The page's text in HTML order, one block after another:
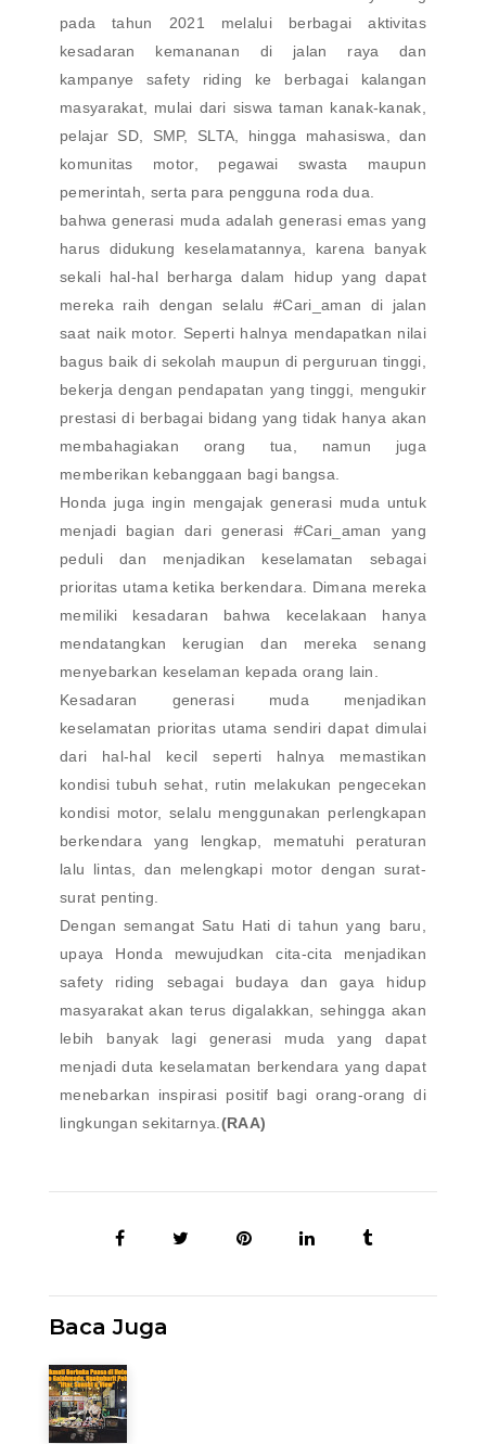
pada tahun 2021 melalui berbagai aktivitas
kesadaran kemananan di jalan raya dan
kampanye safety riding ke berbagai kalangan
masyarakat, mulai dari siswa taman kanak-kanak,
pelajar SD, SMP, SLTA, hingga mahasiswa, dan
komunitas motor, pegawai swasta maupun
pemerintah, serta para pengguna roda dua.
bahwa generasi muda adalah generasi emas yang
harus didukung keselamatannya, karena banyak
sekali hal-hal berharga dalam hidup yang dapat
mereka raih dengan selalu #Cari_aman di jalan
saat naik motor. Seperti halnya mendapatkan nilai
bagus baik di sekolah maupun di perguruan tinggi,
bekerja dengan pendapatan yang tinggi, mengukir
prestasi di berbagai bidang yang tidak hanya akan
membahagiakan orang tua, namun juga
memberikan kebanggaan bagi bangsa.
Honda juga ingin mengajak generasi muda untuk
menjadi bagian dari generasi #Cari_aman yang
peduli dan menjadikan keselamatan sebagai
prioritas utama ketika berkendara. Dimana mereka
memiliki kesadaran bahwa kecelakaan hanya
mendatangkan kerugian dan mereka senang
menyebarkan keselaman kepada orang lain.
Kesadaran generasi muda menjadikan
keselamatan prioritas utama sendiri dapat dimulai
dari hal-hal kecil seperti halnya memastikan
kondisi tubuh sehat, rutin melakukan pengecekan
kondisi motor, selalu menggunakan perlengkapan
berkendara yang lengkap, mematuhi peraturan
lalu lintas, dan melengkapi motor dengan surat-
surat penting.
Dengan semangat Satu Hati di tahun yang baru,
upaya Honda mewujudkan cita-cita menjadikan
safety riding sebagai budaya dan gaya hidup
masyarakat akan terus digalakkan, sehingga akan
lebih banyak lagi generasi muda yang dapat
menjadi duta keselamatan berkendara yang dapat
menebarkan inspirasi positif bagi orang-orang di
lingkungan sekitarnya. (RAA)
Baca Juga